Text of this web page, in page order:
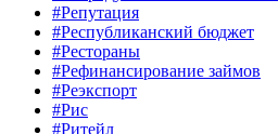
#Репутация
#Республиканский бюджет
#Рестораны
#Рефинансирование займов
#Реэкспорт
#Рис
#Ритейл